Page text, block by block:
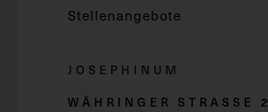
Stellenangebote
JOSEPHINUM
WÄHRINGER STRASSE 2